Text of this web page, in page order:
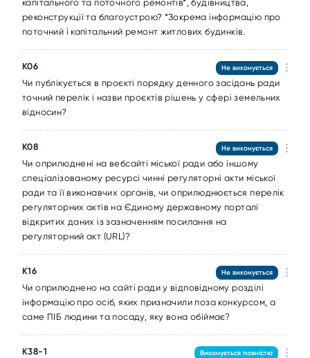
капітального та поточного ремонтів*, будівництва,
реконструкції та благоустрою? *Зокрема інформацію про
поточний і капітальний ремонт житлових будинків.
K06
Чи публікується в проєкті порядку денного засідань ради
точний перелік і назви проєктів рішень у сфері земельних
відносин?
Не виконується
K08
Чи оприлюднені на вебсайті міської ради або іншому
спеціалізованому ресурсі чинні регуляторні акти міської
ради та її виконавчих органів, чи оприлюднюється перелік
регуляторних актів на Єдиному державному порталі
відкритих даних із зазначенням посилання на
регуляторний акт (URL)?
Не виконується
K16
Чи оприлюднено на сайті ради у відповідному розділі
інформацію про осіб, яких призначили поза конкурсом, а
саме ПІБ людини та посаду, яку вона обіймає?
Не виконується
K38-1
Виконується повністю